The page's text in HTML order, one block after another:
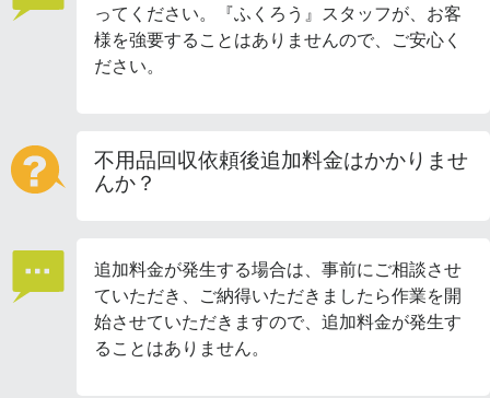
ってください。『ふくろう』スタッフが、お客
様を強要することはありませんので、ご安心く
ださい。
不用品回収依頼後追加料金はかかりませ
んか？
追加料金が発生する場合は、事前にご相談させ
ていただき、ご納得いただきましたら作業を開
始させていただきますので、追加料金が発生す
ることはありません。